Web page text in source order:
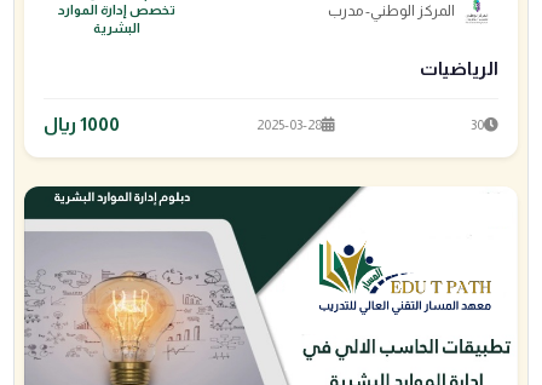
المركز الوطني- مدرب
تخصص إدارة الموارد
البشرية
الرياضيات
30
2025-03-28 1000 ريال